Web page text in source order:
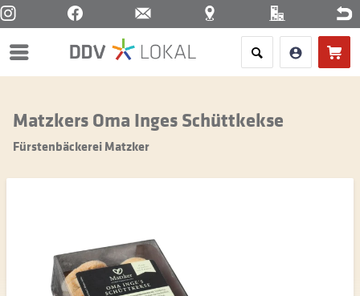
Menü
Matzkers Oma Inges Schüttkekse
Fürstenbäckerei Matzker